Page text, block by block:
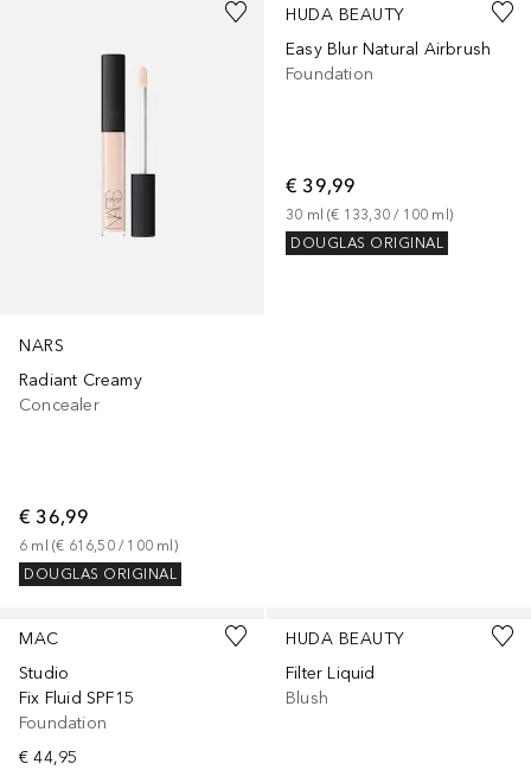
NARS
Radiant Creamy
Concealer
€ 36,99
6 ml (€ 616,50 / 100 ml )
DOUGLAS ORIGINAL
HUDA BEAUTY
Easy Blur Natural Airbrush
Foundation
€ 39,99
30 ml (€ 133,30 / 100 ml )
DOUGLAS ORIGINAL
MAC
Studio
Fix Fluid SPF15
Foundation
€ 44,95
+73
HUDA BEAUTY
Filter Liquid
Blush